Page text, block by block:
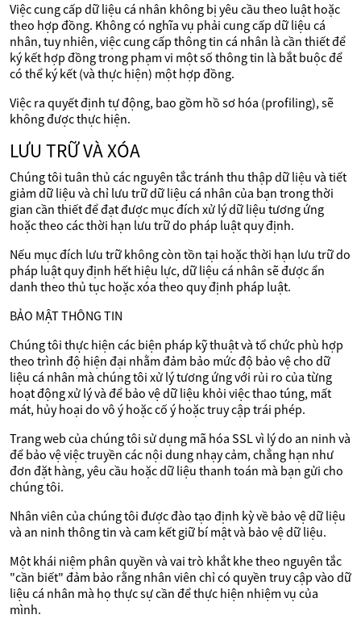
Việc cung cấp dữ liệu cá nhân không bị yêu cầu theo luật hoặc
theo hợp đồng. Không có nghĩa vụ phải cung cấp dữ liệu cá
nhân, tuy nhiên, việc cung cấp thông tin cá nhân là cần thiết để
ký kết hợp đồng trong phạm vi một số thông tin là bắt buộc để
có thể ký kết (và thực hiện) một hợp đồng.
Việc ra quyết định tự động, bao gồm hồ sơ hóa (profiling), sẽ
không được thực hiện.
LƯU TRỮ VÀ XÓA
Chúng tôi tuân thủ các nguyên tắc tránh thu thập dữ liệu và tiết
giảm dữ liệu và chỉ lưu trữ dữ liệu cá nhân của bạn trong thời
gian cần thiết để đạt được mục đích xử lý dữ liệu tương ứng
hoặc theo các thời hạn lưu trữ do pháp luật quy định.
Nếu mục đích lưu trữ không còn tồn tại hoặc thời hạn lưu trữ do
pháp luật quy định hết hiệu lực, dữ liệu cá nhân sẽ được ẩn
danh theo thủ tục hoặc xóa theo quy định pháp luật.
BẢO MẬT THÔNG TIN
Chúng tôi thực hiện các biện pháp kỹ thuật và tổ chức phù hợp
theo trình độ hiện đại nhằm đảm bảo mức độ bảo vệ cho dữ
liệu cá nhân mà chúng tôi xử lý tương ứng với rủi ro của từng
hoạt động xử lý và để bảo vệ dữ liệu khỏi việc thao túng, mất
mát, hủy hoại do vô ý hoặc cố ý hoặc truy cập trái phép.
Trang web của chúng tôi sử dụng mã hóa SSL vì lý do an ninh và
để bảo vệ việc truyền các nội dung nhạy cảm, chẳng hạn như
đơn đặt hàng, yêu cầu hoặc dữ liệu thanh toán mà bạn gửi cho
chúng tôi.
Nhân viên của chúng tôi được đào tạo định kỳ về bảo vệ dữ liệu
và an ninh thông tin và cam kết giữ bí mật và bảo vệ dữ liệu.
Một khái niệm phân quyền và vai trò khắt khe theo nguyên tắc
"cần biết" đảm bảo rằng nhân viên chỉ có quyền truy cập vào dữ
liệu cá nhân mà họ thực sự cần để thực hiện nhiệm vụ của
mình.